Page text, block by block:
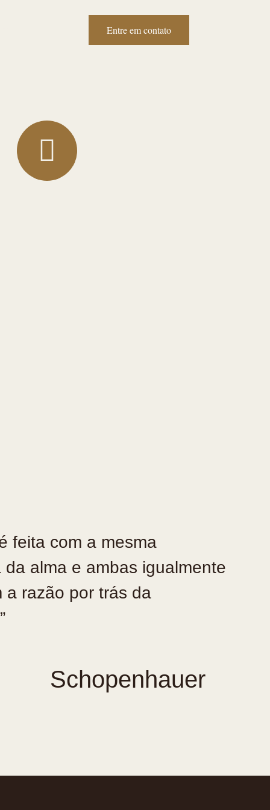
Entre em contato
feita com a mesma
da alma e ambas igualmente
a razão por trás da
Schopenhauer